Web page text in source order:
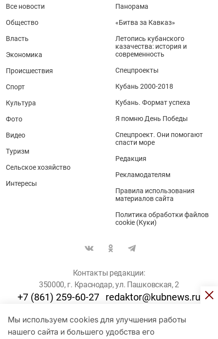
Мы используем cookies для улучшения работы
нашего сайта и большего удобства его
Все новости
Общество
Власть
Экономика
Происшествия
Спорт
Культура
Фото
Видео
Туризм
Сельское хозяйство
Интересы
Панорама
«Битва за Кавказ»
Летопись кубанского
казачества: история и
современность
Спецпроекты
Кубань 2000-2018
Кубань. Формат успеха
Я помню День Победы
Спецпроект. Они помогают
спасти море
Редакция
Рекламодателям
Правила использования
материалов сайта
Политика обработки файлов
cookie (Куки)
Контакты редакции:
350000, г. Краснодар, ул. Пашковская, 2
+7 (861) 259-60-27 redaktor@kubnews.ru
Для пользователей старше 16 лет